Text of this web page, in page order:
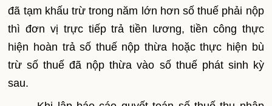
đã tạm khấu trừ trong năm lớn hơn số thuế phải nộp
thì đơn vị trực tiếp trả tiền lương, tiền công thực
hiện hoàn trả số thuế nộp thừa hoặc thực hiện bù
trừ số thuế đã nộp thừa vào số thuế phát sinh kỳ
sau.